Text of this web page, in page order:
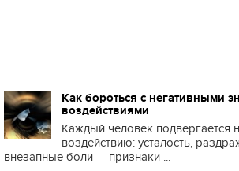
Как бороться с негативными
воздействиями
Каждый человек подвергается
воздействию: усталость,
внезапные боли — признаки ...